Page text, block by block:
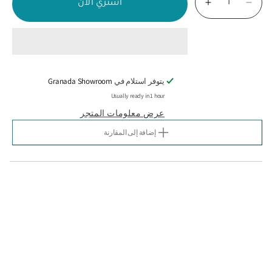
الكمية
زيادة
الكمية
اشتري الآن
يتوفر استلام في Granada Showroom
Usually ready in 1 hour
عرض معلومات المتجر
إضافة إلى المقارنة